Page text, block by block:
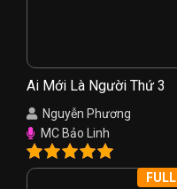
Ai Mới Là Người Thứ 3
Nguyễn Phương
MC Bảo Linh
FULL